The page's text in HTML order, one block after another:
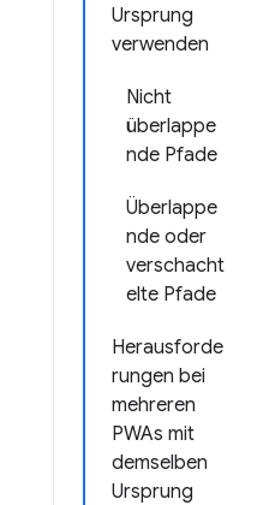
Ursprung
verwenden
Nicht
überlappe
nde Pfade
Überlappe
nde oder
verschacht
elte Pfade
Herausforde
rungen bei
mehreren
PWAs mit
demselben
Ursprung